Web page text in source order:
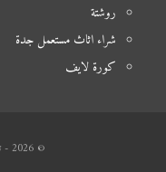
روشتة
شراء اثاث مستعمل جدة
كورة لايف
© 2026 - تعلم الرسم. جميع الحقوق محفوظة.